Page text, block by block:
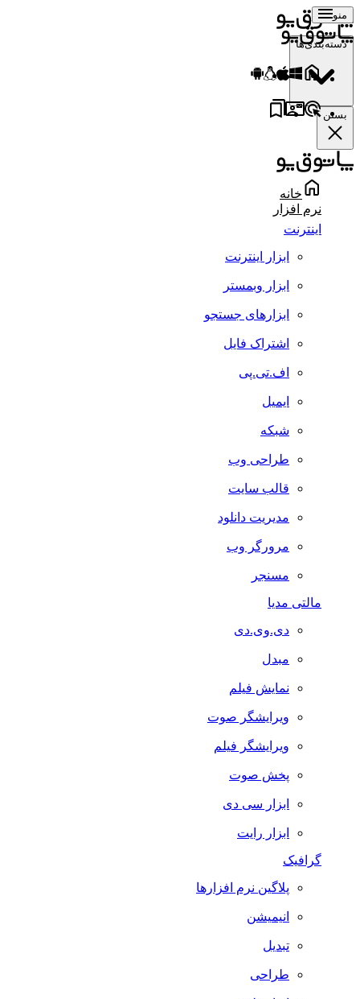
منو
دسته‌بندی‌ها
بستن
خانه
نرم افزار
اینترنت
ابزار اینترنت
ابزار وبمستر
ابزارهای جستجو
اشتراک فایل
اف.تی.پی
ایمیل
شبکه
طراحی وب
قالب سایت
مدیریت دانلود
مرورگر وب
مسنجر
مالتی مدیا
دی.وی.دی
مبدل
نمایش فیلم
ویرایشگر صوت
ویرایشگر فیلم
پخش صوت
ابزار سی دی
ابزار رایت
گرافیک
پلاگین نرم افزارها
انیمیشن
تبدیل
طراحی